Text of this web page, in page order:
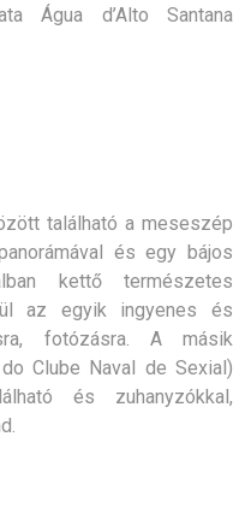
Água d’Alto Santana
található a meseszép
és egy bájos
kettő természetes
az egyik ingyenes és
fotózásra. A másik
Clube Naval de Sexial)
és zuhanyzókkal,